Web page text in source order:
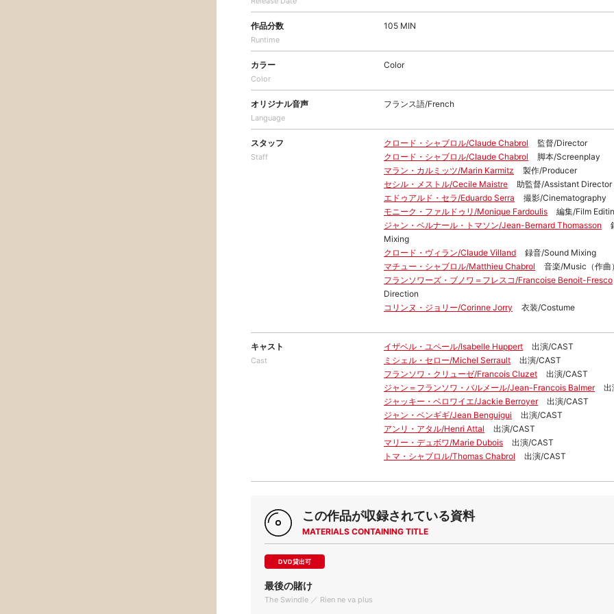
作品分数
Runtime
105 MIN
カラー
Color
Color
オリジナル音声
Language
フランス語/French
スタッフ
Staff
クロード・シャブロル/Claude Chabrol
監督/Director
クロード・シャブロル/Claude Chabrol
脚本/Screenplay
マラン・カルミッツ/Marin Karmitz
製作/Producer
セシル・メストル/Cecile Maistre
助監督/Assistant Director
エドゥアルド・セラ/Eduardo Serra
撮影/Cinematography
モニーク・ファルドゥリ/Monique Fardoulis
編集/Film
ジャン・ベルナール・トマソン/Jean-Bernard Thomasson
Mixing
クロード・ヴィラン/Claude Villand
録音/Sound Mixing
マチュー・シャブロル/Matthieu Chabrol
音楽/Music（作曲）
フランソワーズ・ブノワ＝フレスコ/Francoise Benoit-Fresco
Direction
コリンヌ・ジョリー/Corinne Jorry
衣装/Costume
キャスト
Cast
イザベル・ユペール/Isabelle Huppert
出演/CAST
ミシェル・セロー/Michel Serrault
出演/CAST
フランソワ・クリューゼ/Francois Cluzet
出演/CAST
ジャン＝フランソワ・バルメール/Jean-Francois Balmer
出
ジャッキー・ベロワイエ/Jackie Berroyer
出演/CAST
ジャン・ベンギギ/Jean Benguigui
出演/CAST
アンリ・アタル/Henri Attal
出演/CAST
マリー・デュボワ/Marie Dubois
出演/CAST
トマ・シャブロル/Thomas Chabrol
出演/CAST
この作品が収録されている資料
MATERIALS CONTAINING TITLE
DVD貸出可
最後の賭け
The Swindle ／ Rien ne va plus